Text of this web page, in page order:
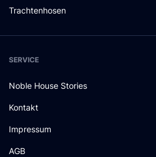
Trachtenhosen
SERVICE
Noble House Stories
Kontakt
Impressum
AGB